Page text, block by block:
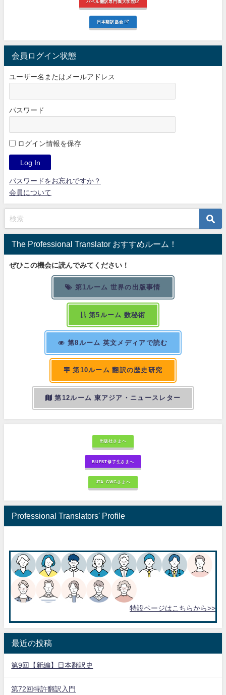
バベル翻訳専門職大学院
日本翻訳協会
会員ログイン状態
ユーザー名またはメールアドレス
パスワード
ログイン情報を保存
パスワードをお忘れですか？
会員について
The Professional Translator おすすめルーム！
ぜひこの機会に読んでみてください！
第1ルーム 世界の出版事情
第5ルーム 数秘術
第8ルーム 英文メディアで読む
第10ルーム 翻訳の歴史研究
第12ルーム 東アジア・ニュースレター
出版社さまへ
BUPST修了生さまへ
JTA-GWGさまへ
Professional Translators' Profile
特設ページはこちらから>>
最近の投稿
第9回【新編】日本翻訳史
第72回特許翻訳入門